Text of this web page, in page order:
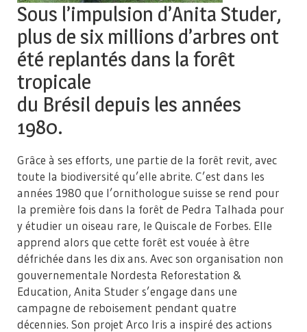
Sous l’impulsion d’Anita Studer,
plus de six millions d’arbres ont
été replantés dans la forêt
tropicale
du Brésil depuis les années
1980.
Grâce à ses efforts, une partie de la forêt revit, avec
toute la biodiversité qu’elle abrite. C’est dans les
années 1980 que l’ornithologue suisse se rend pour
la première fois dans la forêt de Pedra Talhada pour
y étudier un oiseau rare, le Quiscale de Forbes. Elle
apprend alors que cette forêt est vouée à être
défrichée dans les dix ans. Avec son organisation non
gouvernementale Nordesta Reforestation &
Education, Anita Studer s’engage dans une
campagne de reboisement pendant quatre
décennies. Son projet Arco Iris a inspiré des actions